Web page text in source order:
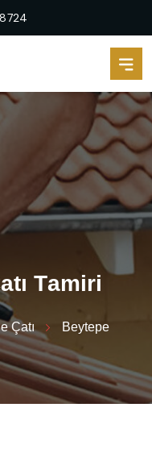
atı Tamiri
Çatı
Beytepe